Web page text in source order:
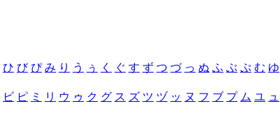
ひ び ぴ み り う ぅ く ぐ す ず つ づ っ ぬ ふ ぶ ぷ む ゆ
ビ ピ ミ リ ウ ゥ ク グ ス ズ ツ ヅ ッ ヌ フ ブ プ ム ユ ュ